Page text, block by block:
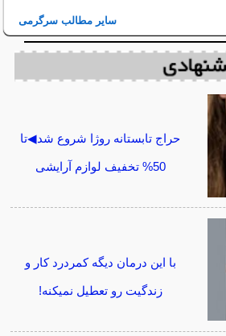
سایر مطالب سرگرمی
حراج تابستانه روژا شروع شد◀تا
50% تخفیف لوازم آرایشی
با این درمان دیگه کمردرد کار و
زندگیت رو تعطیل نمیکنه!